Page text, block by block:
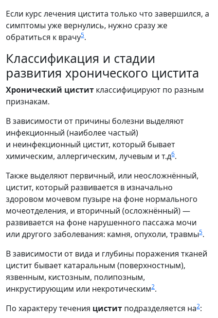
Если курс лечения цистита только что завершился, а
симптомы уже вернулись, нужно сразу же
обратиться к врачу5.
Классификация и стадии
развития хронического цистита
Хронический цистит классифицируют по разным
признакам.
В зависимости от причины болезни выделяют
инфекционный (наиболее частый)
и неинфекционный цистит, который бывает
химическим, аллергическим, лучевым и т.д6.
Также выделяют первичный, или неосложнённый,
цистит, который развивается в изначально
здоровом мочевом пузыре на фоне нормального
мочеотделения, и вторичный (осложнённый) —
развивается на фоне нарушенного пассажа мочи
или другого заболевания: камня, опухоли, травмы5.
В зависимости от вида и глубины поражения тканей
цистит бывает катаральным (поверхностным),
язвенным, кистозным, полипозным,
инкрустирующим или некротическим2.
По характеру течения цистит подразделяется на2: